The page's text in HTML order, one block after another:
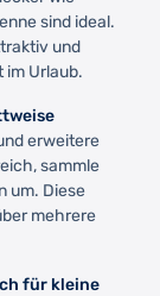
sind ideal.
und
im Urlaub.
erweitere
sammle
um. Diese
mehrere
für kleine